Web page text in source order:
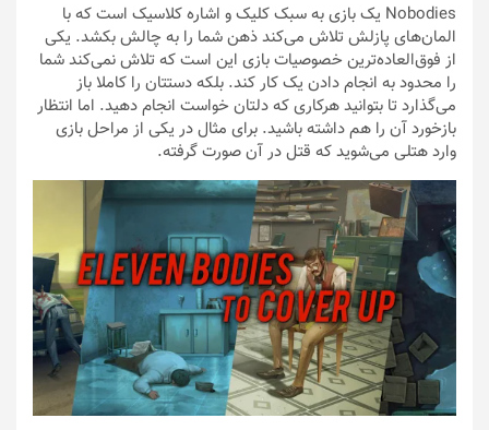
Nobodies یک بازی به سبک کلیک و اشاره کلاسیک است که با
المان‌های پازلش تلاش می‌کند ذهن شما را به چالش بکشد. یکی
از فوق‌العاده‌ترین خصوصیات بازی این است که تلاش نمی‌کند شما
را محدود به انجام دادن یک کار کند. بلکه دستتان را کاملا باز
می‌گذارد تا بتوانید هرکاری که دلتان خواست انجام دهید. اما انتظار
بازخورد آن را هم داشته باشید. برای مثال در یکی از مراحل بازی
وارد هتلی می‌شوید که قتل در آن صورت گرفته.